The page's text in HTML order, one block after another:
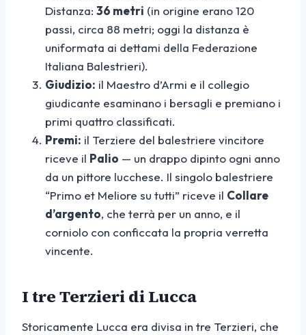
Distanza: 36 metri (in origine erano 120
passi, circa 88 metri; oggi la distanza è
uniformata ai dettami della Federazione
Italiana Balestrieri).
Giudizio: il Maestro d’Armi e il collegio
giudicante esaminano i bersagli e premiano i
primi quattro classificati.
Premi: il Terziere del balestriere vincitore
riceve il Palio — un drappo dipinto ogni anno
da un pittore lucchese. Il singolo balestriere
“Primo et Meliore su tutti” riceve il Collare
d’argento, che terrà per un anno, e il
corniolo con conficcata la propria verretta
vincente.
I tre Terzieri di Lucca
Storicamente Lucca era divisa in tre Terzieri, che